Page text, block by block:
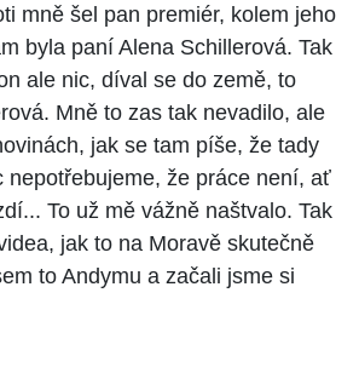
mně šel pan premiér, kolem jeho
byla paní Alena Schillerová. Tak
ale nic, díval se do země, to
Mně to zas tak nevadilo, ale
jak se tam píše, že tady
nepotřebujeme, že práce není, ať
To už mě vážně naštvalo. Tak
jak to na Moravě skutečně
to Andymu a začali jsme si